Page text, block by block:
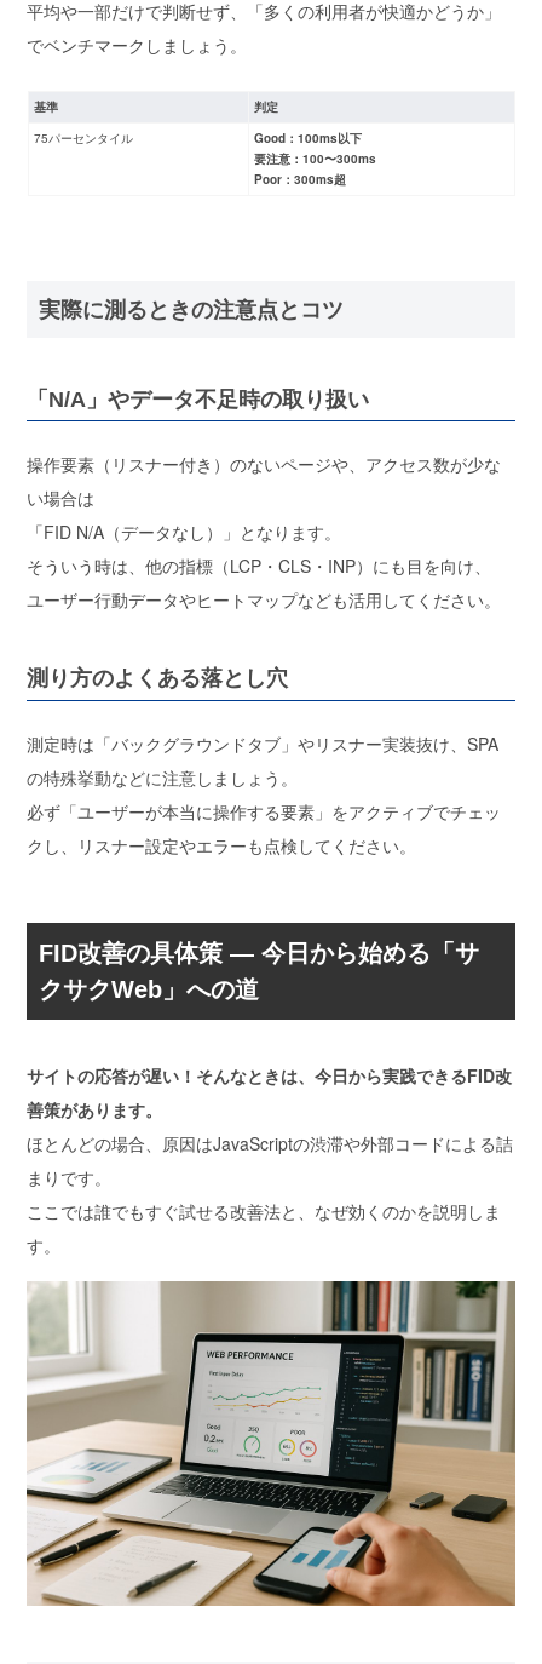
平均や一部だけで判断せず、
「多くの利用者が快適かどうか」
でベンチマークしましょう。
基準
判定
75パーセンタイル
Good：100ms以下
要注意：100〜300ms
Poor：300ms超
実際に測るときの注意点とコツ
「N/A」やデータ不足時の取り扱い
操作要素（リスナー付き）のないページや、アクセス数が少な
い場合は
「FID N/A（データなし）」となります。
そういう時は、他の指標（LCP・CLS・INP）にも目を向け、
ユーザー行動データやヒートマップなども活用してください。
測り方のよくある落とし穴
測定時は「バックグラウンドタブ」やリスナー実装抜け、SPA
の特殊挙動などに注意しましょう。
必ず「ユーザーが本当に操作する要素」をアクティブでチェッ
ク し、リスナー設定やエラーも点検してください。
FID改善の具体策 ― 今日から始める「サ
クサクWeb」への道
サイトの応答が遅い！そんなときは、今日から実践できるFID改
善策があります。
ほとんどの場合、原因はJavaScriptの渋滞や外部コードによる詰
まり です。
ここでは誰でもすぐ試せる改善法と、なぜ効くのかを説明しま
す。